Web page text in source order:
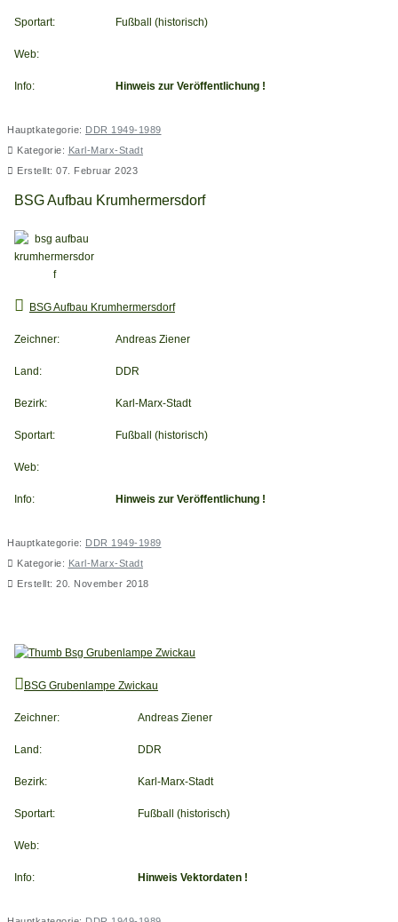
Sportart: Fußball (historisch)
Web:
Info: Hinweis zur Veröffentlichung !
Hauptkategorie: DDR 1949-1989
Kategorie: Karl-Marx-Stadt
Erstellt: 07. Februar 2023
BSG Aufbau Krumhermersdorf
BSG Aufbau Krumhermersdorf
Zeichner: Andreas Ziener
Land: DDR
Bezirk: Karl-Marx-Stadt
Sportart: Fußball (historisch)
Web:
Info: Hinweis zur Veröffentlichung !
Hauptkategorie: DDR 1949-1989
Kategorie: Karl-Marx-Stadt
Erstellt: 20. November 2018
BSG Grubenlampe Zwickau
Zeichner: Andreas Ziener
Land: DDR
Bezirk: Karl-Marx-Stadt
Sportart: Fußball (historisch)
Web:
Info: Hinweis Vektordaten !